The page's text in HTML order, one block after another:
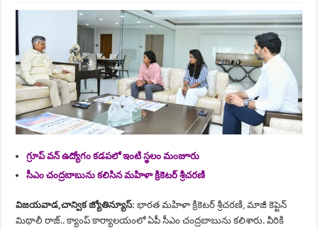
గ్రూప్ వన్ ఉద్యోగం కడపలో ఇంటి స్థలం మంజూరు
సీఎం చంద్రబాబును కలిసిన మహిళా క్రికెటర్ శ్రీచరణి
విజయవాడ,చాన్విక జ్యోతిన్యూస్: భారత మహిళా క్రికెటర్ శ్రీచరణి, మాజీ కెప్టెన్
మిథాలీ రాజ్.. క్యాంప్ కార్యాలయంలో ఏపీ సీఎం చంద్రబాబును కలిశారు. వీరికి